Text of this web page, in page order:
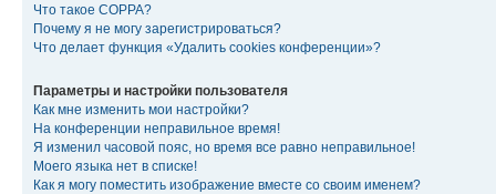
Что такое COPPA?
Почему я не могу зарегистрироваться?
Что делает функция «Удалить cookies конференции»?
Параметры и настройки пользователя
Как мне изменить мои настройки?
На конференции неправильное время!
Я изменил часовой пояс, но время все равно неправильное!
Моего языка нет в списке!
Как я могу поместить изображение вместе со своим именем?